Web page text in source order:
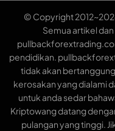
© Copyright
Semua artikel
pendidikan.
tidak akan
kerosakan yang dialami
untuk anda sedar
Kriptowang datang
pulangan yang tinggi.